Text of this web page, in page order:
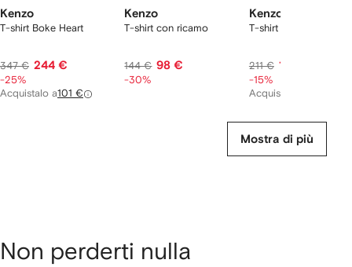
Kenzo
T-shirt Boke Heart
347 € 244 €
-25%
Acquistalo a101 €
Kenzo
T-shirt con ricamo
144 € 98 €
-30%
Kenzo
T-shirt con stampa
211 € 170 €
-15%
Acquistalo a
Mostra di più
Non perderti nulla